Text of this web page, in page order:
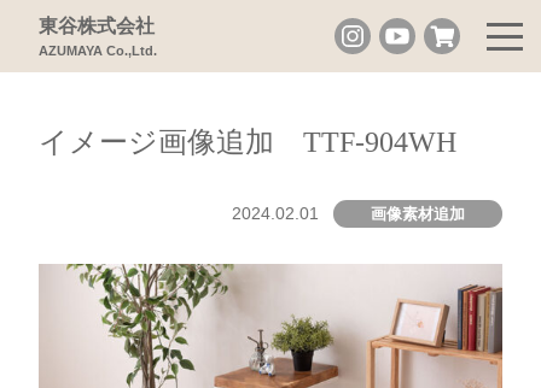
東谷株式会社
AZUMAYA Co.,Ltd.
イメージ画像追加 TTF-904WH
2024.02.01 画像素材追加